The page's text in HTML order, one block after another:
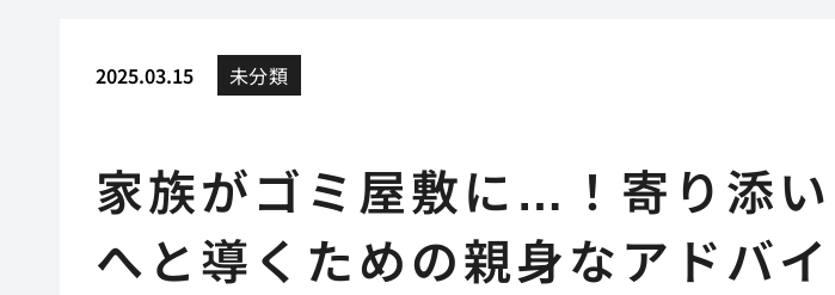
2025.03.15 未分類
家族がゴミ屋敷に…！寄り添
へと導くための親身なアドバ